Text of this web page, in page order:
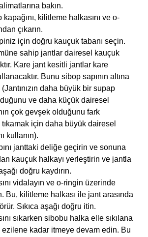
bakın.
kilitleme halkasını ve o-
çıkarın.
için doğru kauçuk tabanı seçin.
sahip jantlar dairesel kauçuk
Kare jant kesitli jantlar kare
Bunu sibop sapının altına
daha büyük bir supap
ve daha küçük dairesel
çok gevşek olduğunu fark
için daha büyük dairesel
kullanın).
janttaki deliğe geçirin ve sonuna
kauçuk halkayı yerleştirin ve jantla
doğru kaydırın.
vidalayın ve o-ringin üzerinde
Bu, kilitleme halkası ile jant arasında
Sıkıca aşağı doğru itin.
sıkarken sibobu halka elle sıkılana
kadar itmeye devam edin. Bu